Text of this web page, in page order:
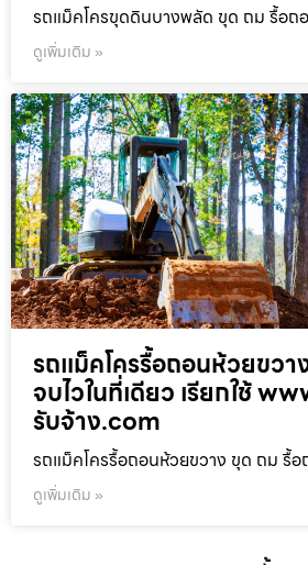
รถแม็คโครขุดดินบางพลัด ขุด ถม รื้อถ
ดูเพิ่มเติม »
รถแม็คโครรื้อถอนห้วยขว
จบไวในที่เดียว เรียกใช้
รับจ้าง.com
รถแม็คโครรื้อถอนห้วยขวาง ขุด ถม รื้อ
ดูเพิ่มเติม »